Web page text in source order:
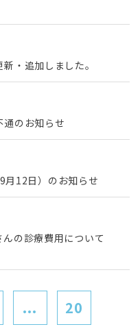
・追加しました。
のお知らせ
月12日）のお知らせ
の診療費用について
... 20